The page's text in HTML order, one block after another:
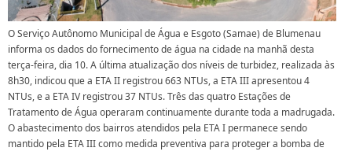
O Serviço Autônomo Municipal de Água e Esgoto (Samae) de Blumenau
informa os dados do fornecimento de água na cidade na manhã desta
terça-feira, dia 10. A última atualização dos níveis de turbidez, realizada às
8h30, indicou que a ETA II registrou 663 NTUs, a ETA III apresentou 4
NTUs, e a ETA IV registrou 37 NTUs. Três das quatro Estações de
Tratamento de Água operaram continuamente durante toda a madrugada.
O abastecimento dos bairros atendidos pela ETA I permanece sendo
mantido pela ETA III como medida preventiva para proteger a bomba de